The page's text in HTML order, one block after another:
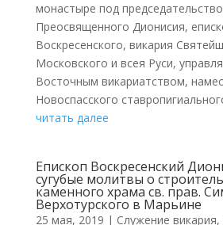
монастыре под
Преосвященного Дионисия,
Воскресенского, викария
Московского и всея Руси,
Восточным викариатством,
Новоспасского
читать далее
Епископ Воскресенский
сугубые молитвы о
каменного храма св. прав.
Верхотурского в Марьине
25 мая, 2019 | Cлужение викария,